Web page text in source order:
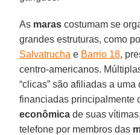
As maras costumam se
grandes estruturas, como
Salvatrucha e Barrio 18,
centro-americanos.
“clicas” são afiliadas a uma
financiadas principalmente
econômica de suas
telefone por membros das